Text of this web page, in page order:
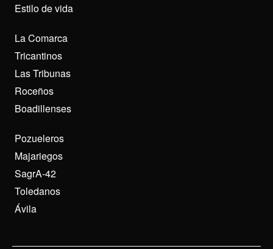
Estilo de vida
La Comarca
Tricantinos
Las Tribunas
Roceños
Boadillenses
Pozueleros
Majariegos
SagrA-42
Toledanos
Ávila